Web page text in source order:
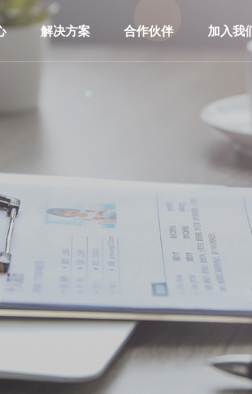
解决方案 合作伙伴 加入我